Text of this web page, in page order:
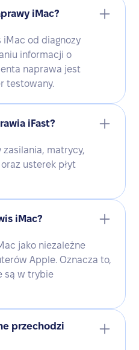
iMac?
iMac od diagnozy
informacji o
naprawa jest
testowany.
iFast?
matrycy,
usterek płyt
iMac?
jako niezależne
Apple. Oznacza to,
są w trybie
przechodzi